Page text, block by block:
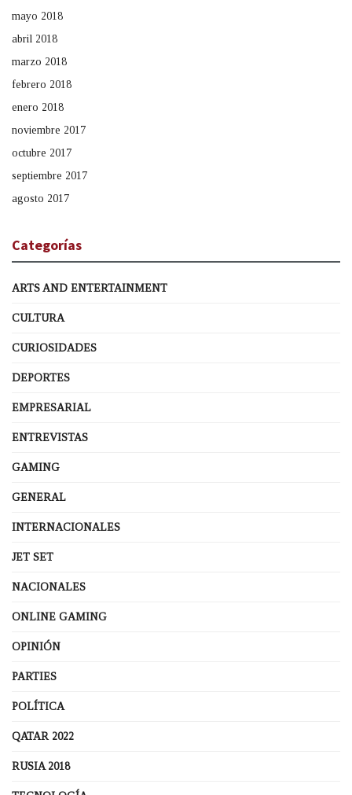
mayo 2018
abril 2018
marzo 2018
febrero 2018
enero 2018
noviembre 2017
octubre 2017
septiembre 2017
agosto 2017
Categorías
ARTS AND ENTERTAINMENT
CULTURA
CURIOSIDADES
DEPORTES
EMPRESARIAL
ENTREVISTAS
GAMING
GENERAL
INTERNACIONALES
JET SET
NACIONALES
ONLINE GAMING
OPINIÓN
PARTIES
POLÍTICA
QATAR 2022
RUSIA 2018